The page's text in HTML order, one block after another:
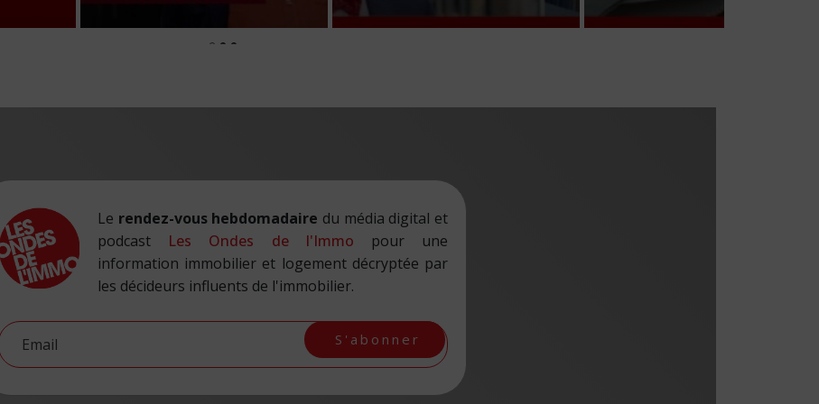
Le rendez-vous hebdomadaire du média digital et
podcast Les Ondes de l'Immo pour une
information immobilier et logement décryptée par
les décideurs influents de l'immobilier.
S'abonner